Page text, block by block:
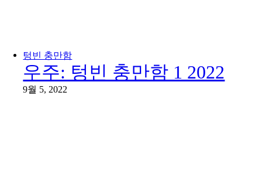
텅빈 충만함
우주: 텅빈 충만함 1 2022
9월 5, 2022